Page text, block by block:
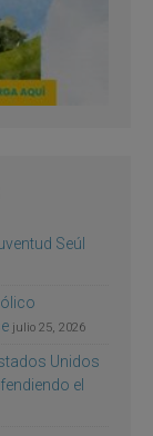
Seúl
julio 25, 2026
Unidos
el